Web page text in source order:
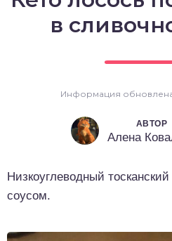
в
Информация
АВТОР
Алена
Низкоуглеводный
соусом.
выпечка